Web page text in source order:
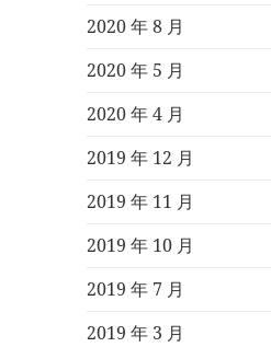
2020 年 8 月
2020 年 5 月
2020 年 4 月
2019 年 12 月
2019 年 11 月
2019 年 10 月
2019 年 7 月
2019 年 3 月